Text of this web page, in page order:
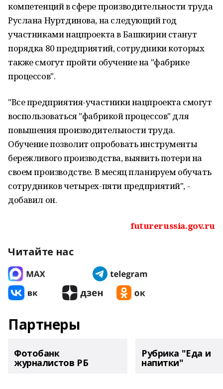
компетенций в сфере производительности труда
Руслана Нуртдинова, на следующий год
участниками нацпроекта в Башкирии станут
порядка 80 предприятий, сотрудники которых
также смогут пройти обучение на "фабрике
процессов".
"Все предприятия-участники нацпроекта смогут
воспользоваться "фабрикой процессов" для
повышения производительности труда.
Обучение позволит опробовать инструменты
бережливого производства, выявить потери на
своем производстве. В месяц планируем обучать
сотрудников четырех-пяти предприятий", -
добавил он.
futurerussia.gov.ru
Читайте нас
Партнеры
Фотобанк
журналистов РБ
Рубрика "Еда и
напитки"